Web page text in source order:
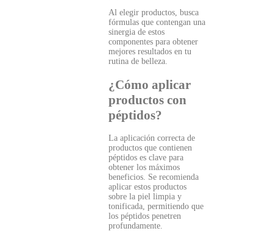
Al elegir productos, busca
fórmulas que contengan una
sinergia de estos
componentes para obtener
mejores resultados en tu
rutina de belleza.
¿Cómo aplicar
productos con
péptidos?
La aplicación correcta de
productos que contienen
péptidos es clave para
obtener los máximos
beneficios. Se recomienda
aplicar estos productos
sobre la piel limpia y
tonificada, permitiendo que
los péptidos penetren
profundamente.